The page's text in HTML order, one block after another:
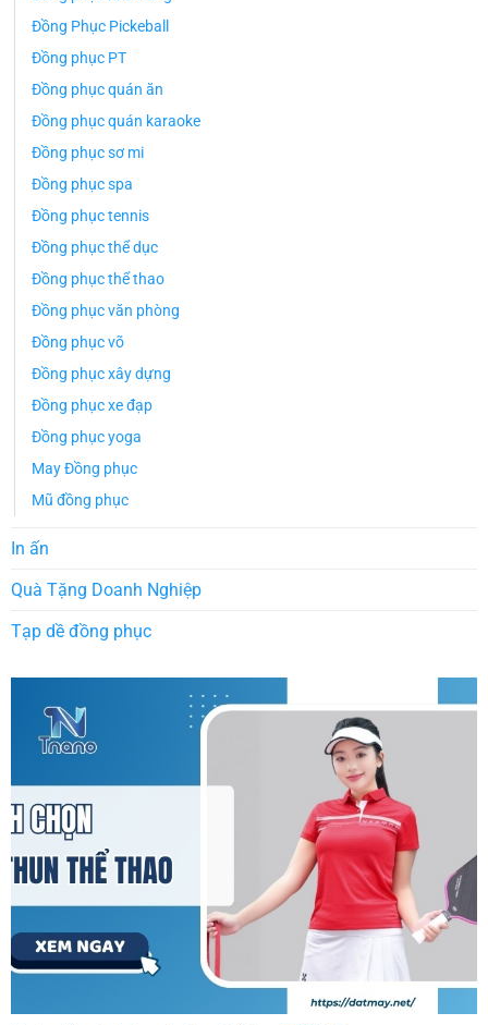
Đồng Phục Pickeball
Đồng phục PT
Đồng phục quán ăn
Đồng phục quán karaoke
Đồng phục sơ mi
Đồng phục spa
Đồng phục tennis
Đồng phục thể dục
Đồng phục thể thao
Đồng phục văn phòng
Đồng phục võ
Đồng phục xây dựng
Đồng phục xe đạp
Đồng phục yoga
May Đồng phục
Mũ đồng phục
In ấn
Quà Tặng Doanh Nghiệp
Tạp dề đồng phục